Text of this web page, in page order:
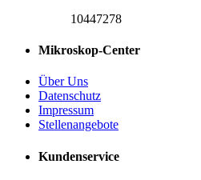
10447278
Mikroskop-Center
Über Uns
Datenschutz
Impressum
Stellenangebote
Kundenservice